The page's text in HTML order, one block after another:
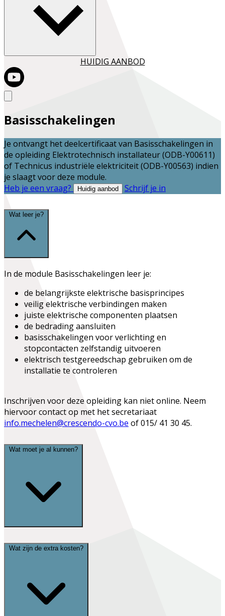
HUIDIG AANBOD
Basisschakelingen
Je ontvangt het deelcertificaat van Basisschakelingen in
de opleiding Elektrotechnisch installateur (ODB-Y00611)
of Technicus industriële elektriciteit (ODB-Y00563) indien
je slaagt voor deze module.
Heb je een vraag?
Huidig aanbod Schrijf je in
Wat leer je?
In de module Basisschakelingen leer je:
de belangrijkste elektrische basisprincipes
veilig elektrische verbindingen maken
juiste elektrische componenten plaatsen
de bedrading aansluiten
basisschakelingen voor verlichting en
stopcontacten zelfstandig uitvoeren
elektrisch testgereedschap gebruiken om de
installatie te controleren
Inschrijven voor deze opleiding kan niet online. Neem
hiervoor contact op met het secretariaat
info.mechelen@crescendo-cvo.be of 015/ 41 30 45.
Wat moet je al kunnen?
Wat zijn de extra kosten?